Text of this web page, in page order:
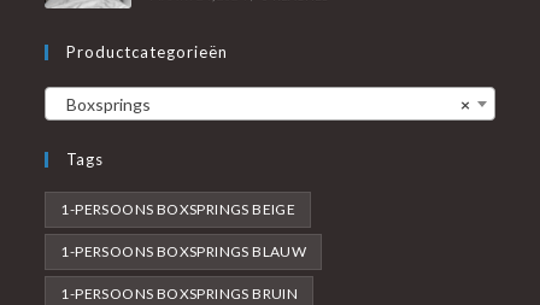
Productcategorieën
×
Boxsprings
Tags
1-PERSOONS BOXSPRINGS BEIGE
1-PERSOONS BOXSPRINGS BLAUW
1-PERSOONS BOXSPRINGS BRUIN